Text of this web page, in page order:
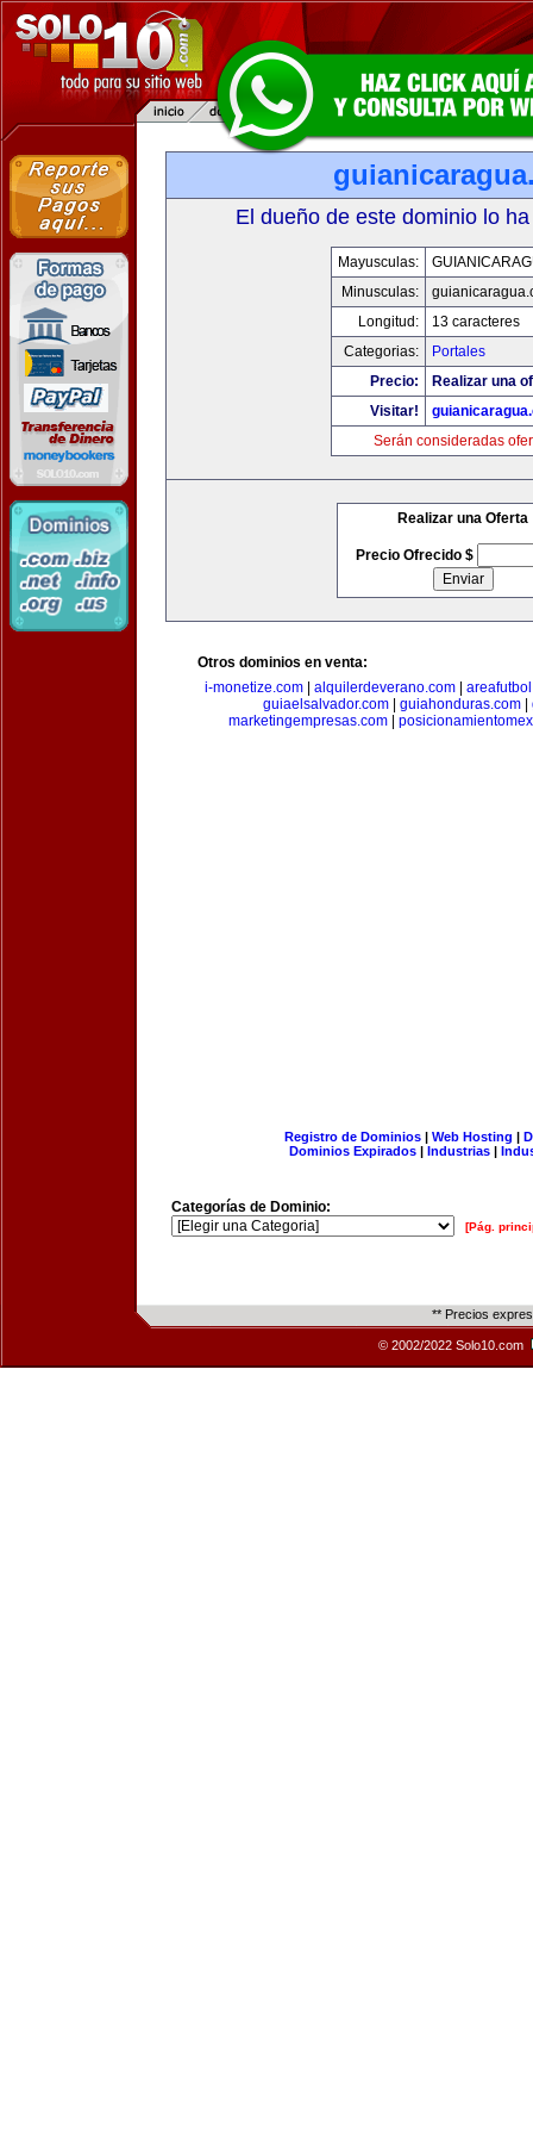
El dueño de este dominio lo
Mayusculas:
Minusculas:
Longitud:
13 caracteres
Categorias:
Portales
Precio:
Realizar una
Visitar!
Serán consideradas
Realizar una Oferta
Precio Ofrecido $
Otros dominios en venta:
i-monetize.com
alquilerdeverano.com
guiaelsalvador.com| guiahonduras.com|
marketingempresas.com
Registro de Dominios| Web Hosting |
Dominios Expirados | Industrias |
Categorías de Dominio:
[Pág.
** Precios
© 2002/2022 Solo10.com